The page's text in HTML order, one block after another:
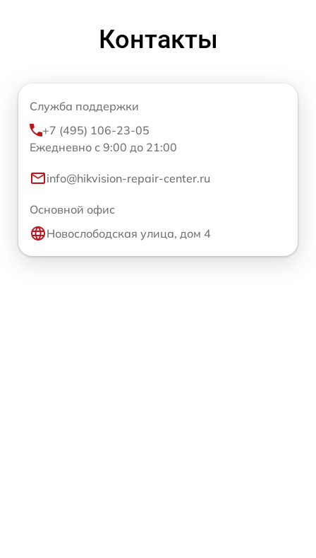
Контакты
Служба поддержки
+7 (495) 106-23-05
Ежедневно с 9:00 до 21:00
info@hikvision-repair-center.ru
Основной офис
Новослободская улица, дом 4